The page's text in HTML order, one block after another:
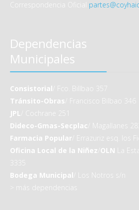
Correspondencia Oficial
Dependencias
Municipales
Consistorial / Fco. Billbao 357
Tránsito-Obras / Francisco Bilbao 346
JPL / Cochrane 251
Dideco-Gmas-Secplac / Magallanes
Farmacia Popular / Errazuriz esq. los
Oficina Local de la Niñez OLN La
3335
Bodega Municipal / Los Notros s/n
más dependencias